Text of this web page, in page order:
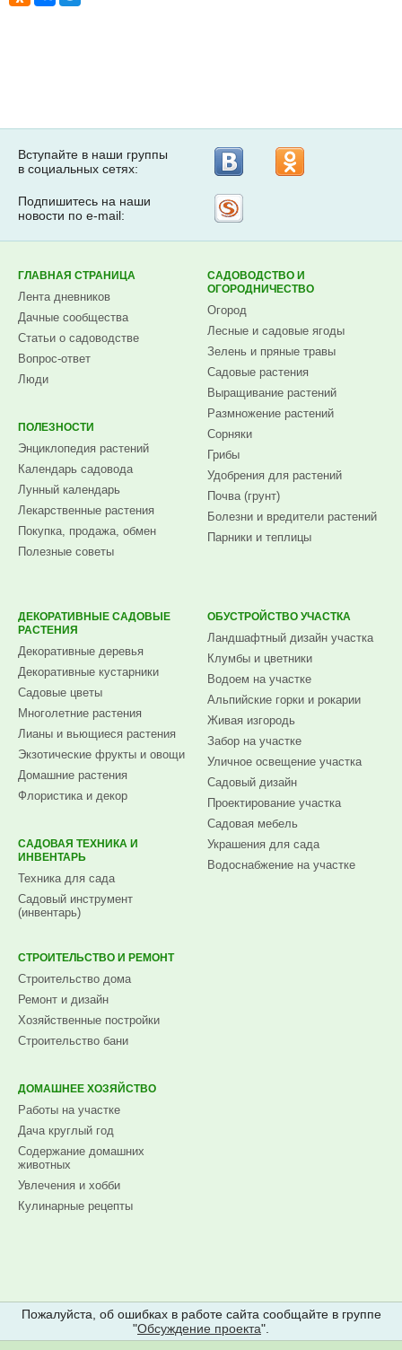
Вступайте в наши группы
в социальных сетях:
Подпишитесь на наши
новости по e-mail:
ГЛАВНАЯ СТРАНИЦА
Лента дневников
Дачные сообщества
Статьи о садоводстве
Вопрос-ответ
Люди
ПОЛЕЗНОСТИ
Энциклопедия растений
Календарь садовода
Лунный календарь
Лекарственные растения
Покупка, продажа, обмен
Полезные советы
САДОВОДСТВО И
ОГОРОДНИЧЕСТВО
Огород
Лесные и садовые ягоды
Зелень и пряные травы
Садовые растения
Выращивание растений
Размножение растений
Сорняки
Грибы
Удобрения для растений
Почва (грунт)
Болезни и вредители растений
Парники и теплицы
ДЕКОРАТИВНЫЕ САДОВЫЕ
РАСТЕНИЯ
Декоративные деревья
Декоративные кустарники
Садовые цветы
Многолетние растения
Лианы и вьющиеся растения
Экзотические фрукты и овощи
Домашние растения
Флористика и декор
САДОВАЯ ТЕХНИКА И
ИНВЕНТАРЬ
Техника для сада
Садовый инструмент
(инвентарь)
ОБУСТРОЙСТВО УЧАСТКА
Ландшафтный дизайн участка
Клумбы и цветники
Водоем на участке
Альпийские горки и рокарии
Живая изгородь
Забор на участке
Уличное освещение участка
Садовый дизайн
Проектирование участка
Садовая мебель
Украшения для сада
Водоснабжение на участке
СТРОИТЕЛЬСТВО И РЕМОНТ
Строительство дома
Ремонт и дизайн
Хозяйственные постройки
Строительство бани
ДОМАШНЕЕ ХОЗЯЙСТВО
Работы на участке
Дача круглый год
Содержание домашних
животных
Увлечения и хобби
Кулинарные рецепты
Пожалуйста, об ошибках в работе сайта сообщайте в группе
"Обсуждение проекта".